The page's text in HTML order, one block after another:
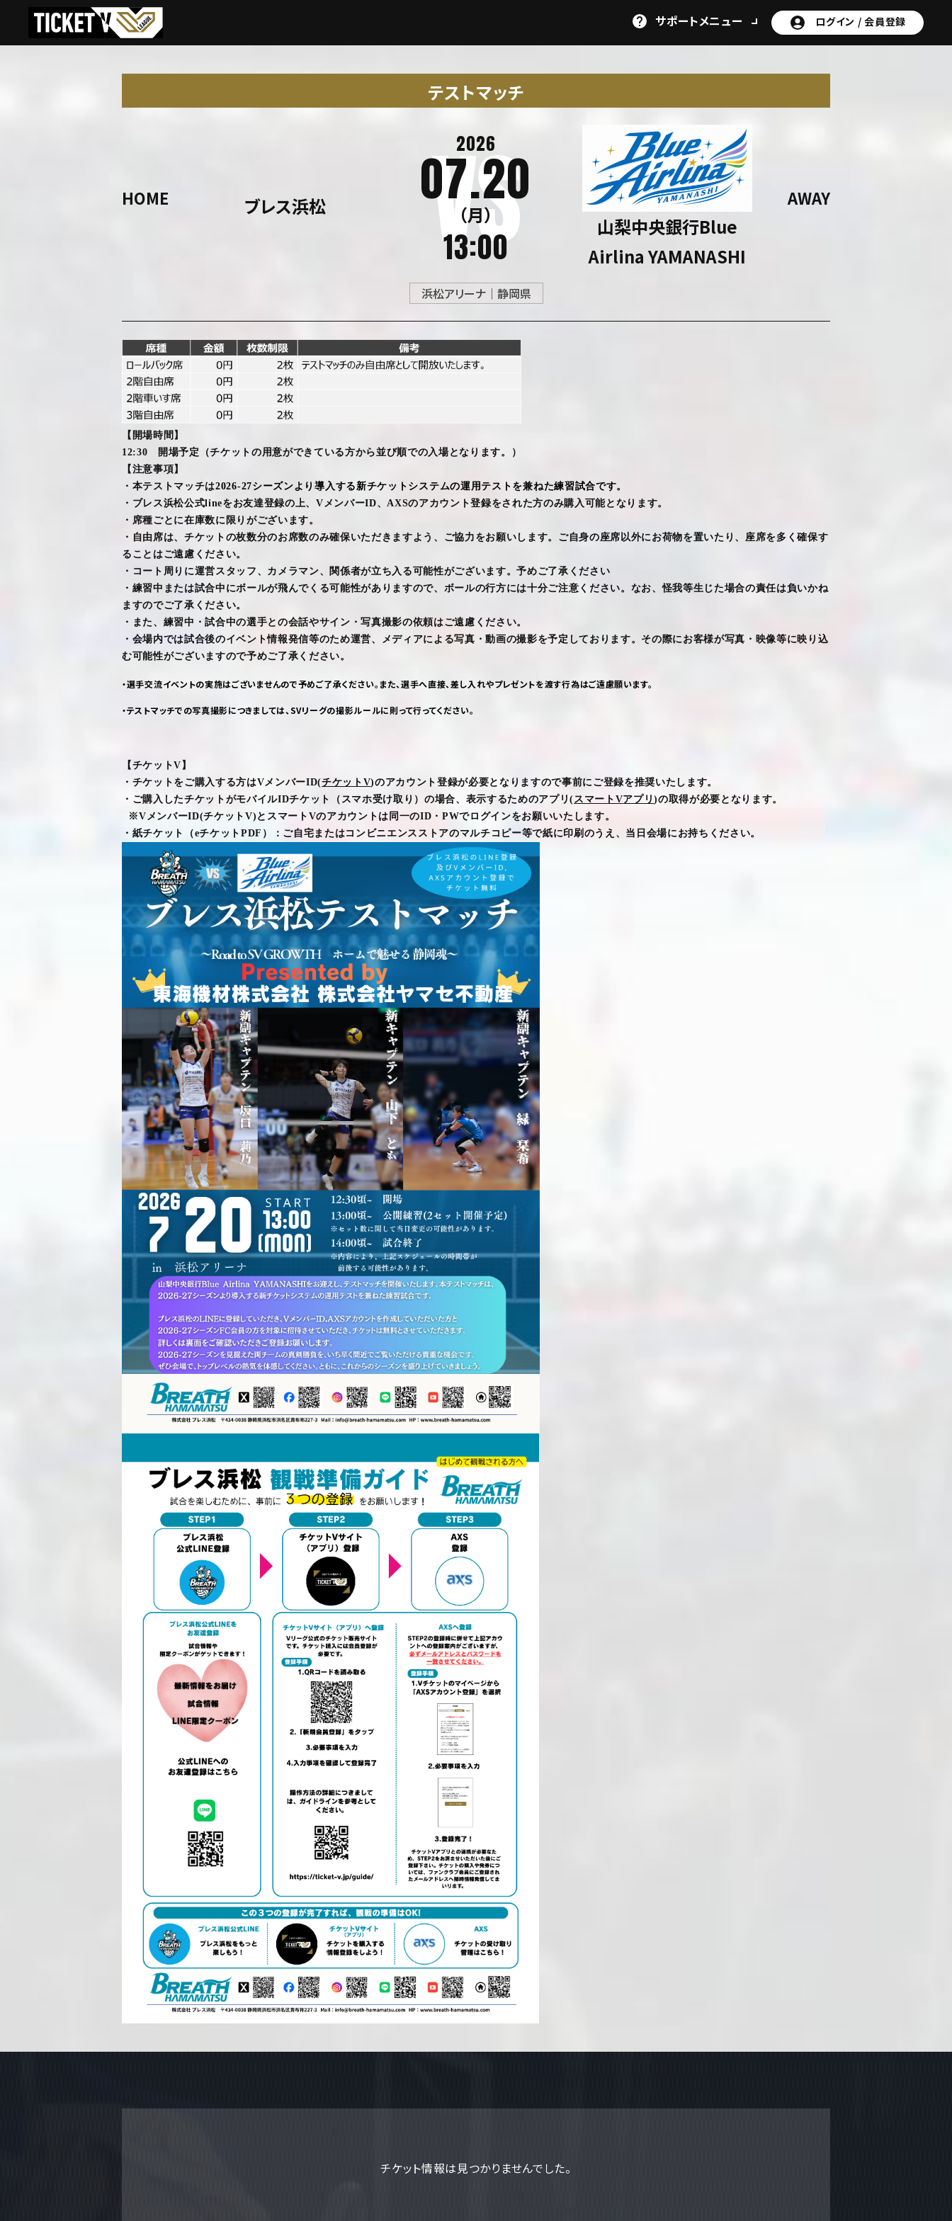
サポートメニュー ログイン /会員登録
テストマッチ
HOME ブレス浜松
2026
07.20
（月）
13:00
AWAY
山梨中央銀行Blue
Airlina YAMANASHI
浜松アリーナ｜静岡県
【開場時間】
12:30 開場予定（チケットの用意ができている方から並び順での入場となります。）
【 注意事項】
・本テストマッチは2026-27シーズンより導入する新チケットシステムの運用テストを兼ねた練習試合です。
・ブレス浜松公式lineをお友達登録の上、VメンバーID、AXSのアカウント登録をされた方のみ購入可能となります。
・ 席種ごと に在庫数に限りがございます。
・自由席は、チケットの枚数分のお席数のみ確保いただきますよう、ご協力をお願いします。ご自身の座席以外にお荷物を置いたり、座席を多く確保す
ることはご遠慮ください。
・コート周りに運営スタッフ、カメラマン、関係者が立ち入る可能性がございます。予めご了承ください
・練習中または試合中にボールが飛んでくる可能性がありますので、ボールの行方には十分ご注意ください。なお、怪我等生じた場合の責任は負いかね
ますのでご了承ください。
・また、練習中・試合中の選手との会話やサイン・写真撮影の依頼はご遠慮ください。
・会場内では試合後のイベント情報発信等のため運営、メディアによる写真・動画の撮影を予定しております。その際にお客様が写真・映像等に映り込
む可能性がございますので予めご了承ください。
・選手交流イベントの実施はございませんので予めご了承ください。また、選手へ直接、差し入れやプレゼントを渡す行為はご遠慮願います。
・テストマッチでの写真撮影につきましては、SVリーグの撮影ルールに則って行ってください。
【チケットV 】
・ チケットをご購入する方はVメンバーID(チケットV)のアカウント登録が必要となりますので事前にご登録を推奨いたします。
・ ご購入したチケットがモバイルIDチケット（スマホ受け取り）の場合、表示するためのアプリ(スマートVアプリ)の取得が必要となります。
※VメンバーID(チケットV) とスマート Vのアカウントは同一のID ・PWでログインをお願いいたします。
・ 紙チケット（eチケットPDF ）： ご自宅またはコンビニエンスストアのマルチコピー等で紙に印刷のうえ、当日会場にお持ちください。
チケット情報は見つかりませんでした。